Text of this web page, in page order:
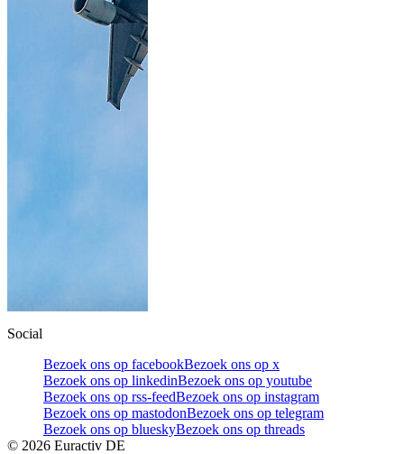
Social
Bezoek ons op facebookBezoek ons op x
Bezoek ons op linkedinBezoek ons op youtube
Bezoek ons op rss-feedBezoek ons op instagram
Bezoek ons op mastodonBezoek ons op telegram
Bezoek ons op blueskyBezoek ons op threads
© 2026 Euractiv DE